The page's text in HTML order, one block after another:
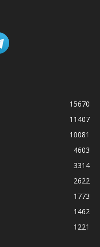
15670
11407
10081
4603
3314
2622
1773
1462
1221